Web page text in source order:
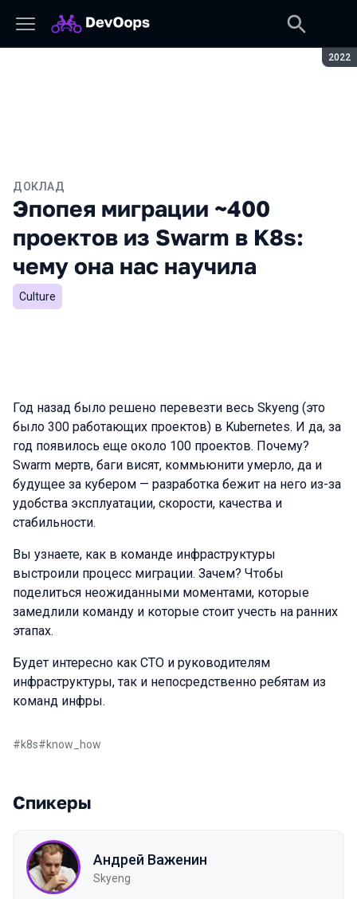
2022
ДОКЛАД
Эпопея миграции ~400
проектов из Swarm в K8s:
чему она нас научила
Culture
Год назад было решено перевезти весь Skyeng (это
было 300 работающих проектов) в Kubernetes. И да, за
год появилось еще около 100 проектов. Почему?
Swarm мертв, баги висят, коммьюнити умерло, да и
будущее за кубером — разработка бежит на него из-за
удобства эксплуатации, скорости, качества и
стабильности.
Вы узнаете, как в команде инфраструктуры
выстроили процесс миграции. Зачем? Чтобы
поделиться неожиданными моментами, которые
замедлили команду и которые стоит учесть на ранних
этапах.
Будет интересно как СТО и руководителям
инфраструктуры, так и непосредственно ребятам из
команд инфры.
#k8s#know_how
Спикеры
Андрей Важенин
Skyeng